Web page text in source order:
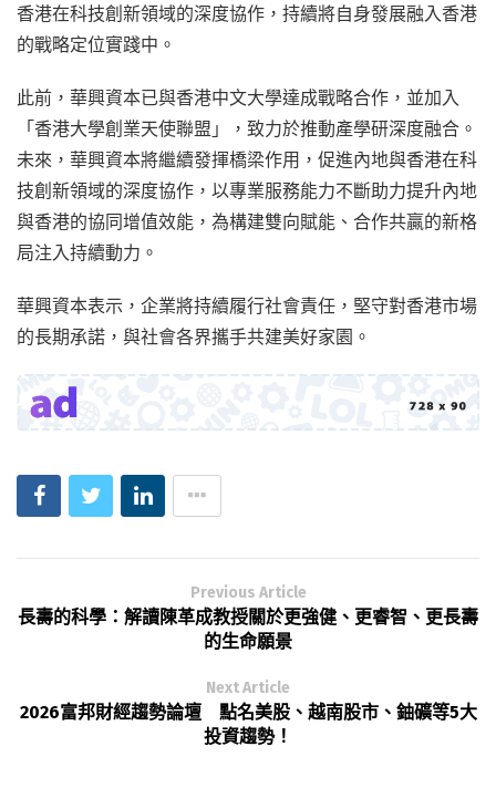
香港在科技創新領域的深度協作，持續將自身發展融入香港
的戰略定位實踐中。
此前，華興資本已與香港中文大學達成戰略合作，並加入
「香港大學創業天使聯盟」，致力於推動產學研深度融合。
未來，華興資本將繼續發揮橋梁作用，促進內地與香港在科
技創新領域的深度協作，以專業服務能力不斷助力提升內地
與香港的協同增值效能，為構建雙向賦能、合作共贏的新格
局注入持續動力。
華興資本表示，企業將持續履行社會責任，堅守對香港市場
的長期承諾，與社會各界攜手共建美好家園。
Previous Article
長壽的科學：解讀陳革成教授關於更強健、更睿智、更長壽
的生命願景
Next Article
2026富邦財經趨勢論壇 點名美股、越南股市、鈾礦等5大
投資趨勢！